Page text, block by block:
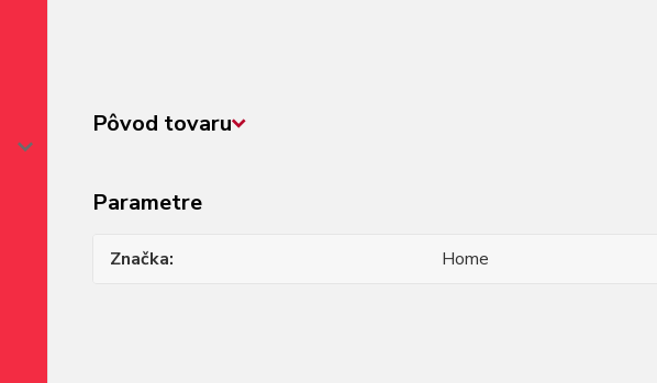
Pôvod tovaru
Parametre
Značka Home